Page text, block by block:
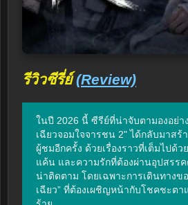
รีวิวซีรี่ย์(Review)
ในปี 2026 นี้ ซีรีย์ที่น่าจับตามองอย่า
เฉียวจอมใจจารชน 2" ได้กลับมาสร้
ผู้ชมอีกครั้ง ด้วยเรื่องราวที่เต็มไปด้
แค้น และความรักที่ต้องผ่านอุปสรร
น่าติดตาม โดยเฉพาะการเดินทางข
เฉียว” ที่ต้องเผชิญหน้ากับโชคชะตา